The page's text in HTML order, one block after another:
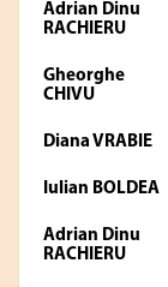
Adrian Dinu
RACHIERU
Gheorghe
CHIVU
Diana VRABIE
Iulian BOLDEA
Adrian Dinu
RACHIERU